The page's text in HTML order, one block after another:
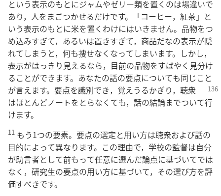
という表示のもとにジャムやゼリー類を置くのは場違いで
あり，人をまごつかせるだけです。「コーヒー，紅茶」と
いう表示のもとに米を置くわけにはいきません。品物をつ
め込みすぎて，あるいは置きすぎて，商品だなの表示が隠
れてしまうと，何も捜せなくなってしまいます。しかし，
表示がはっきり見えるなら，目前の品物をすばやく見分け
ることができます。あなたの話の要点についても同じこと
が言えます。要点を識別でき，覚えうるかぎり， 聴衆
はほとんどノートをとらなくても，話の結論までついて行
けます。
11 もう1つの要素。要点の選定と用い方は聴衆および話の
目的によって異なります。この理由で，学校の監督は自分
が助言者として前もって任意に選んだ論点に基づいてでは
なく，研究生の要点の用い方に基づいて，その選び方を評
価すべきです。